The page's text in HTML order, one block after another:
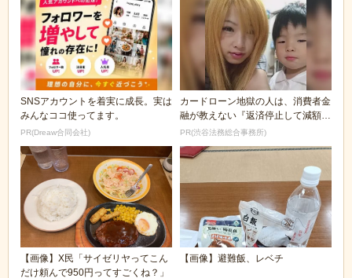
SNSアカウントを着実に成長。実は
みんなココ使ってます。
PR(Dreaw合同会社)
カードローン地獄の人は、消費者金
融が教えない『返済停止して減額・
免除する方法』で...
PR(渋谷法務総合事務所)
【画像】X民「サイゼリヤってこん
だけ頼んで950円ってすごくね？」
【画像】避難飯、レベチ